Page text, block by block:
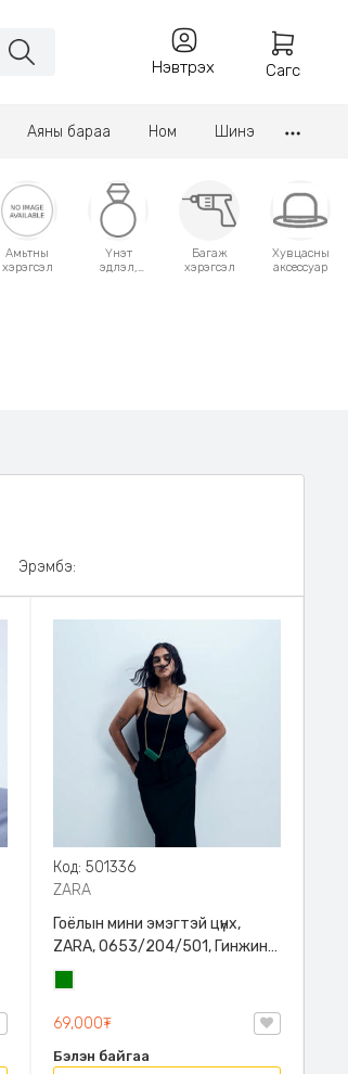
Нэвтрэх Сагс
Аяны бараа Ном Шинэ
Амьтны
хэрэгсэл
Үнэт
эдлэл,
Багаж
хэрэгсэл
Хувцасны
аксессуар
Эрэмбэ:
Код: 501336
ZARA
Гоёлын мини эмэгтэй цүнх,
ZARA, 0653/204/501, Гинжин
оосортой, Дотроо тольтой
69,000₮
Бэлэн байгаа